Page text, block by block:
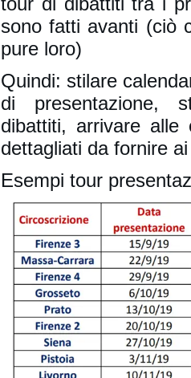
sono fatti avanti (ciò
pure loro)
Quindi: stilare
di presentazione,
dibattiti, arrivare alle
dettagliati da fornire
Esempi tour